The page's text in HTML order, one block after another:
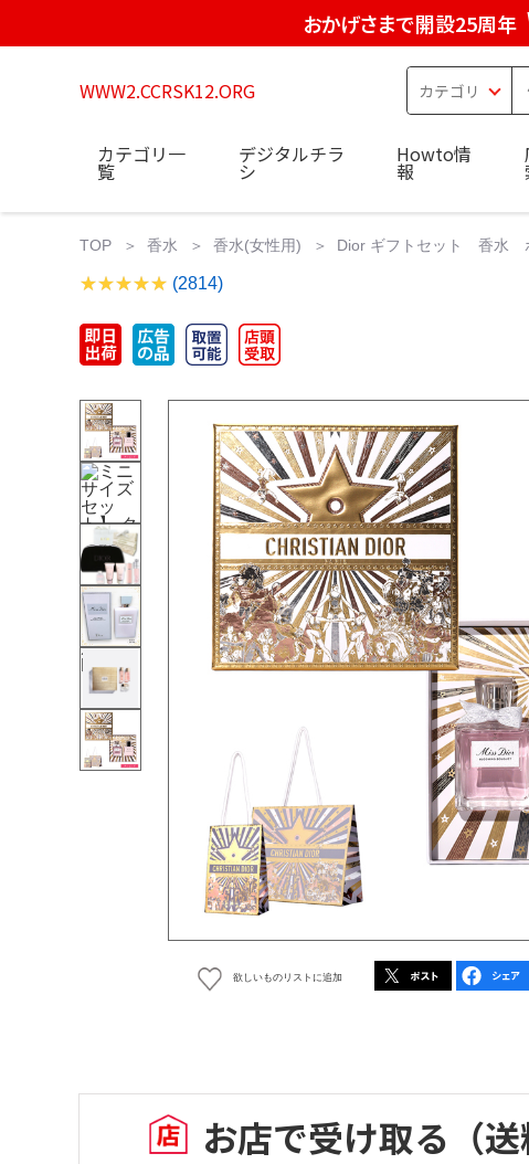
おかげさまで開設25周年
WWW2.CCRSK12.ORG
カテゴリ一
覧
デジタルチラ
シ
Howto情
報
TOP 香水 香水(女性用) Dior ギフトセット 香水
(2814)
欲しいものリストに追加
お店で受け取る （